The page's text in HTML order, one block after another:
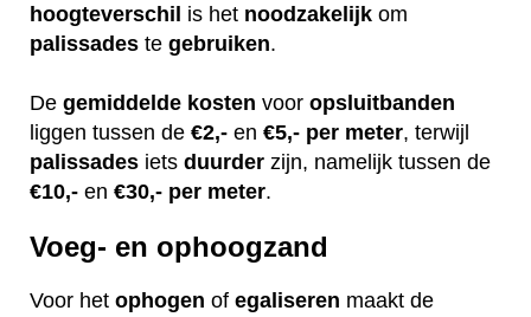
hoogteverschil is het noodzakelijk om
palissades te gebruiken.
De gemiddelde kosten voor opsluitbanden
liggen tussen de €2,- en €5,- per meter, terwijl
palissades iets duurder zijn, namelijk tussen de
€10,- en €30,- per meter.
Voeg- en ophoogzand
Voor het ophogen of egaliseren maakt de